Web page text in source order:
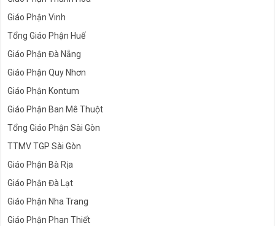
Giáo Phận Vinh
Tổng Giáo Phận Huế
Giáo Phận Đà Nẵng
Giáo Phận Quy Nhơn
Giáo Phận Kontum
Giáo Phận Ban Mê Thuột
Tổng Giáo Phận Sài Gòn
TTMV TGP Sài Gòn
Giáo Phận Bà Rịa
Giáo Phận Đà Lạt
Giáo Phận Nha Trang
Giáo Phận Phan Thiết